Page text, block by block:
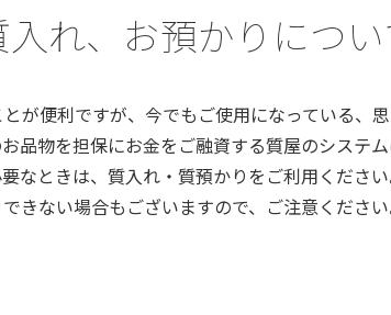
入れ、お預かりにつ
が便利ですが、今でもご使用になっている、
品物を担保にお金をご融資する質屋のシステ
なときは、質入れ・質預かりをご利用くださ
きない場合もございますので、ご注意ください